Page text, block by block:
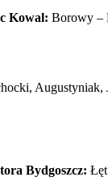
Kowal: Borowy –
Augustyniak,
Bydgoszcz: